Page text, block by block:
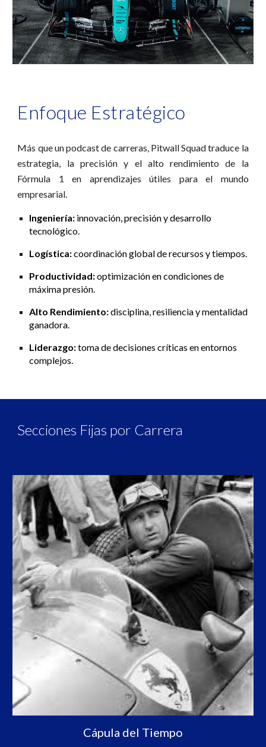
Enfoque Estratégico
Más que un podcast de carreras, Pitwall Squad traduce la
estrategia, la precisión y el alto rendimiento de la
Fórmula 1 en aprendizajes útiles para el mundo
empresarial.
Ingeniería: innovación, precisión y desarrollo
tecnológico.
Logística:coordinación global de recursos y tiempos.
Productividad:optimización en condiciones de
máxima presión.
Alto Rendimiento:disciplina, resiliencia y mentalidad
ganadora.
Liderazgo:toma de decisiones críticas en entornos
complejos.
Secciones Fijas por Carrera
Cápula del Tiempo